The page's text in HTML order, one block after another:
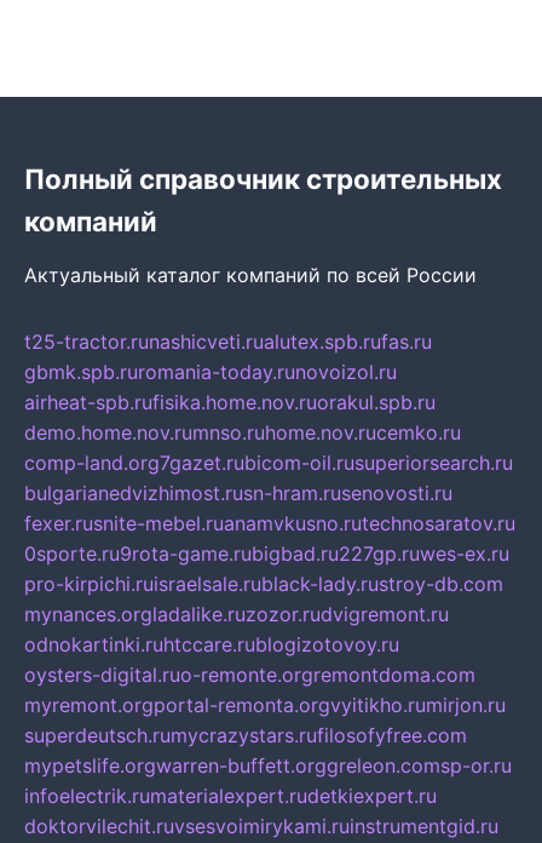
Полный справочник строительных
компаний
Актуальный каталог компаний по всей России
t25-tractor.runashicveti.rualutex.spb.rufas.ru
gbmk.spb.ruromania-today.runovoizol.ru
airheat-spb.rufisika.home.nov.ruorakul.spb.ru
demo.home.nov.rumnso.ruhome.nov.rucemko.ru
comp-land.org7gazet.rubicom-oil.rusuperiorsearch.ru
bulgarianedvizhimost.rusn-hram.rusenovosti.ru
fexer.rusnite-mebel.ruanamvkusno.rutechnosaratov.ru
0sporte.ru9rota-game.rubigbad.ru227gp.ruwes-ex.ru
pro-kirpichi.ruisraelsale.rublack-lady.rustroy-db.com
mynances.orgladalike.ruzozor.rudvigremont.ru
odnokartinki.ruhtccare.rublogizotovoy.ru
oysters-digital.ruo-remonte.orgremontdoma.com
myremont.orgportal-remonta.orgvyitikho.rumirjon.ru
superdeutsch.rumycrazystars.rufilosofyfree.com
mypetslife.orgwarren-buffett.orggreleon.comsp-or.ru
infoelectrik.rumaterialexpert.rudetkiexpert.ru
doktorvilechit.ruvsesvoimirykami.ruinstrumentgid.ru